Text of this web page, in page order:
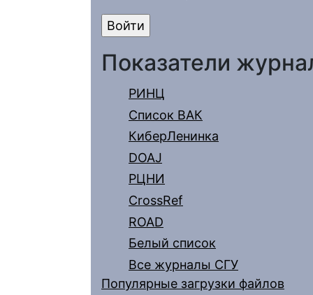
Показатели
РИНЦ
Список ВАК
КиберЛенинка
DOAJ
РЦНИ
CrossRef
ROAD
Белый список
Все журналы СГУ
Популярные загрузки файлов